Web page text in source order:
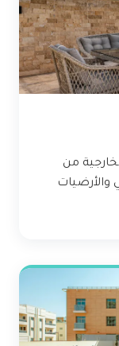
من
والأرضيات